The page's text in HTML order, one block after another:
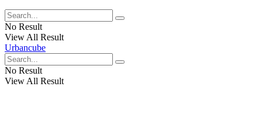
No Result
View All Result
Urbancube
No Result
View All Result